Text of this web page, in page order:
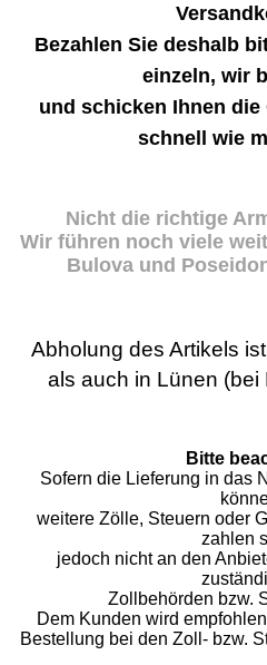
Bezahlen Sie deshalb
einzeln, wir
und schicken Ihnen
schnell wie
Nicht die richtige
Wir führen noch viele
Bulova und
Abholung des Artikels
als auch in Lünen (bei
Bitte
Sofern die Lieferung in das
weitere Zölle, Steuern oder
zahlen
jedoch nicht an den
Zollbehörden bzw.
Dem Kunden wird
Bestellung bei den Zoll- bzw.